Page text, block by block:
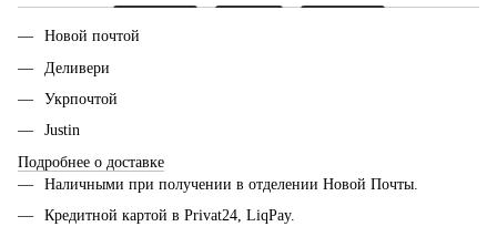
Новой почтой
Деливери
Укрпочтой
Justin
Подробнее о доставке
Наличными при получении в отделении Новой Почты.
Кредитной картой в Privat24, LiqPay.